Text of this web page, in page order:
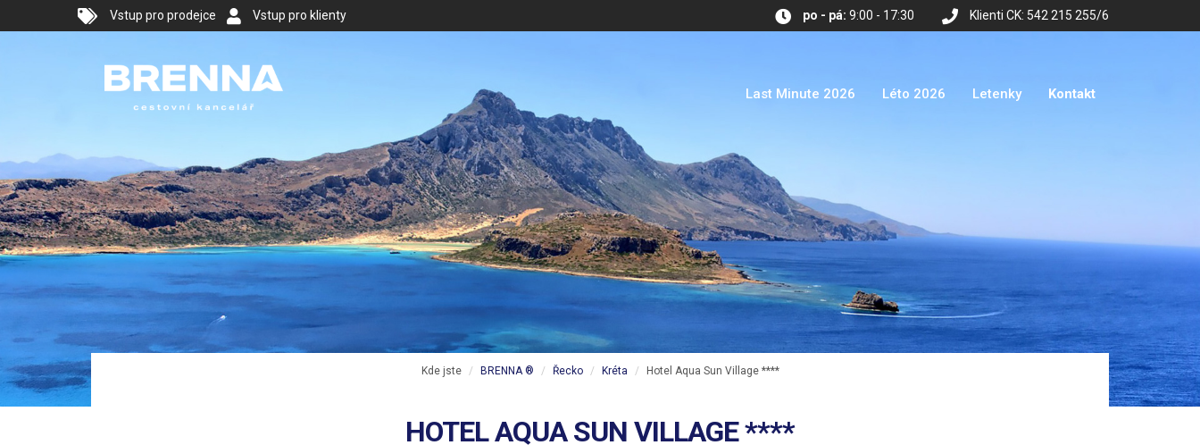
Vstup pro prodejce Vstup pro klienty Klienti CK: 542 215 255/6
po - pá: 9:00 - 17:30
Last Minute 2026 Léto 2026 Letenky Kontakt
Kde jste BRENNA ® Řecko Kréta Hotel Aqua Sun Village ****
HOTEL AQUA SUN VILLAGE ****